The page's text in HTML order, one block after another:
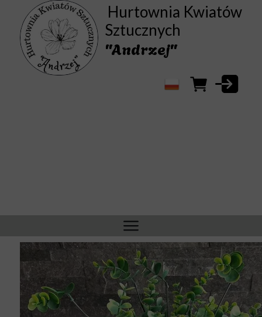
Hurtownia Kwiatów
Sztucznych
"Andrzej"